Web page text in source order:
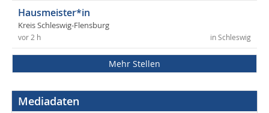
Hausmeister*in
Kreis Schleswig-Flensburg
in Schleswig
vor 2 h
Mehr Stellen
Mediadaten